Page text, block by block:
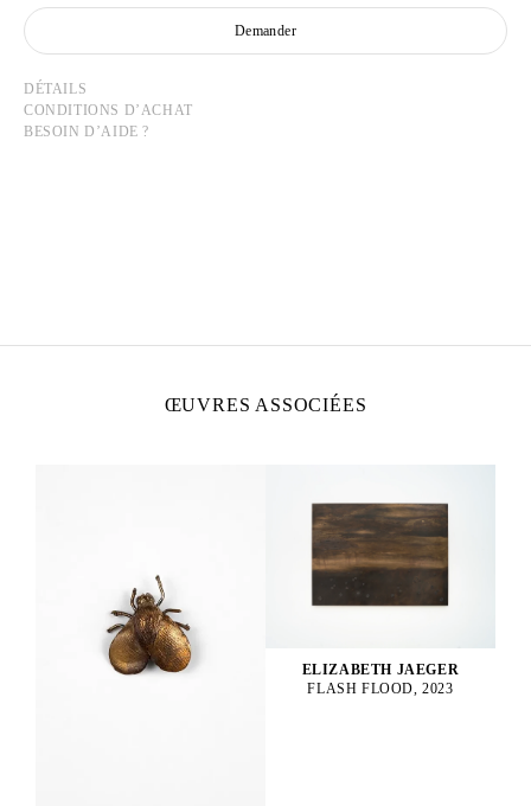
Demander
DÉTAILS
CONDITIONS D’ACHAT
BESOIN D’AIDE ?
ŒUVRES ASSOCIÉES
ELIZABETH JAEGER
FLASH FLOOD, 2023